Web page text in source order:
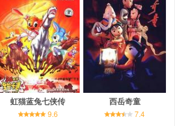
虹猫蓝兔七侠传
9.6
西岳奇童
7.4